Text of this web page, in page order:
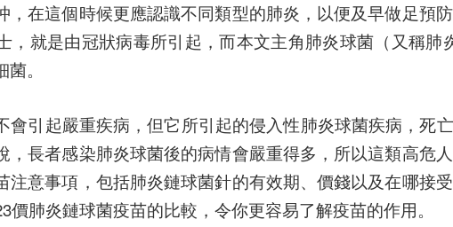
，在這個時候更應認識不同類型的肺炎，以便及早做足預
，就是由冠狀病毒所引起，而本文主角肺炎球菌（又稱肺
。
會引起嚴重疾病，但它所引起的侵入性肺炎球菌疾病，死
，長者感染肺炎球菌後的病情會嚴重得多，所以這類高危
注意事項，包括肺炎鏈球菌針的有效期、價錢以及在哪接
價肺炎鏈球菌疫苗的比較，令你更容易了解疫苗的作用。